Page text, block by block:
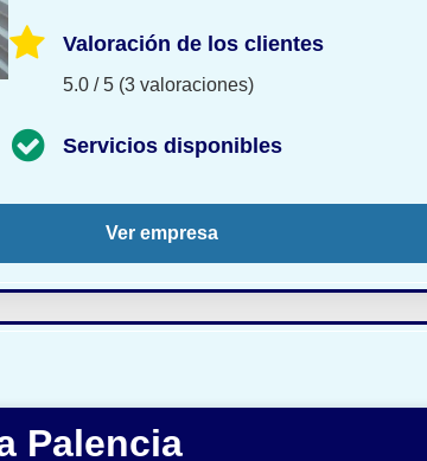
Valoración de los clientes
5.0 / 5 (3 valoraciones)
Servicios disponibles
Ver empresa
Palencia